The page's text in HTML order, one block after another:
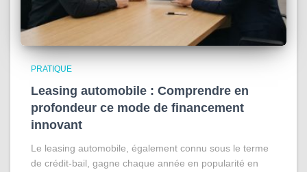
PRATIQUE
Leasing automobile : Comprendre en
profondeur ce mode de financement
innovant
Le leasing automobile, également connu sous le terme
de crédit-bail, gagne chaque année en popularité en